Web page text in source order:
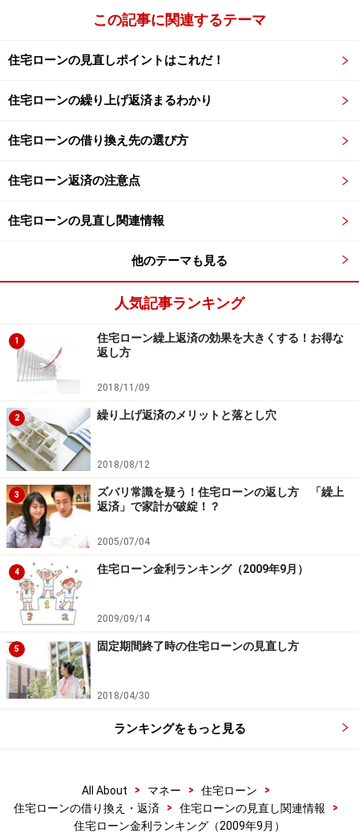
この記事に関連するテーマ
住宅ローンの見直しポイントはこれだ！
住宅ローンの繰り上げ返済まるわかり
住宅ローンの借り換え先の選び方
住宅ローン返済の注意点
住宅ローンの見直し関連情報
他のテーマも見る
人気記事ランキング
1
住宅ローン繰上返済の効果を大きくする！お得な
返し方
2018/11/09
2 繰り上げ返済のメリットと落とし穴
2018/08/12
3
ズバリ常識を疑う！住宅ローンの返し方 「繰上
返済」で家計が破綻！？
2005/07/04
4 住宅ローン金利ランキング（2009年9月）
2009/09/14
5 固定期間終了時の住宅ローンの見直し方
2018/04/30
ランキングをもっと見る
All About > マネー > 住宅ローン
>
住宅ローンの借り換え・返済
> 住宅ローンの見直し関連情報
>
住宅ローン金利ランキング（2009年9月）